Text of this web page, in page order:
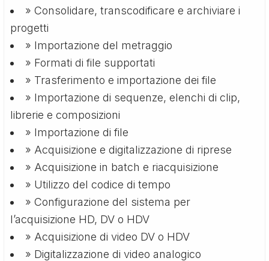
» Consolidare, transcodificare e archiviare i
progetti
» Importazione del metraggio
» Formati di file supportati
» Trasferimento e importazione dei file
» Importazione di sequenze, elenchi di clip,
librerie e composizioni
» Importazione di file
» Acquisizione e digitalizzazione di riprese
» Acquisizione in batch e riacquisizione
» Utilizzo del codice di tempo
» Configurazione del sistema per
l’acquisizione HD, DV o HDV
» Acquisizione di video DV o HDV
» Digitalizzazione di video analogico